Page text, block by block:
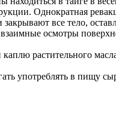
Однократная
все тело,
осмотры
каплю растительного
употреблять в пищу